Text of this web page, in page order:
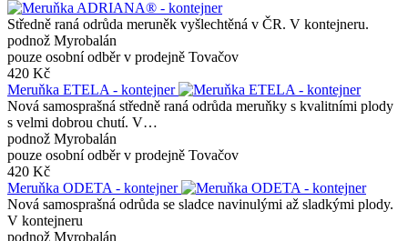
Středně raná odrůda meruněk vyšlechtěná v ČR. V kontejneru.
podnož Myrobalán
pouze osobní odběr v prodejně Tovačov
420 Kč
Meruňka ETELA - kontejner
Nová samosprašná středně raná odrůda meruňky s kvalitními plody
s velmi dobrou chutí. V…
podnož Myrobalán
pouze osobní odběr v prodejně Tovačov
420 Kč
Meruňka ODETA - kontejner
Nová samosprašná odrůda se sladce navinulými až sladkými plody.
V kontejneru
podnož Myrobalán